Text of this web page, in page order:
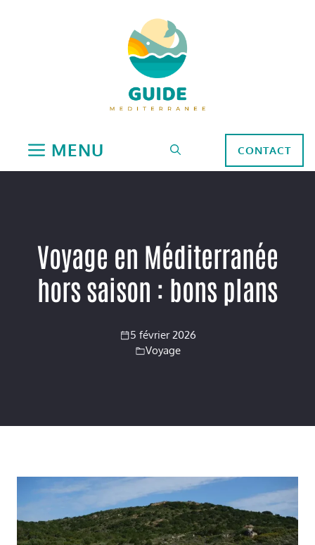
MENU CONTACT
Voyage en Méditerranée
hors saison : bons plans
5 février 2026
Voyage